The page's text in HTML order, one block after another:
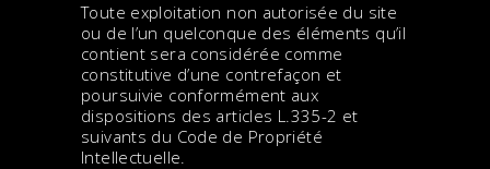
Toute exploitation non autorisée du site
ou de l’un quelconque des éléments qu’il
contient sera considérée comme
constitutive d’une contrefaçon et
poursuivie conformément aux
dispositions des articles L.335-2 et
suivants du Code de Propriété
Intellectuelle.